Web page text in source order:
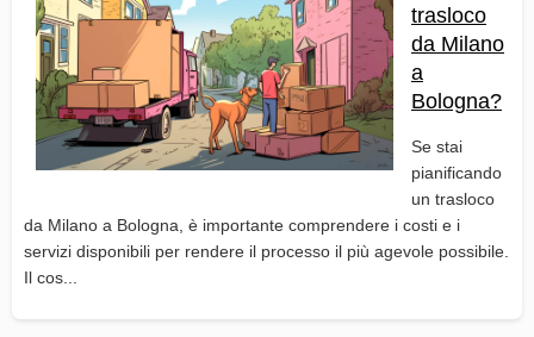
trasloco
da Milano
a
Bologna?
Se stai
pianificando
un trasloco
da Milano a Bologna, è importante comprendere i costi e i
servizi disponibili per rendere il processo il più agevole possibile.
Il cos...